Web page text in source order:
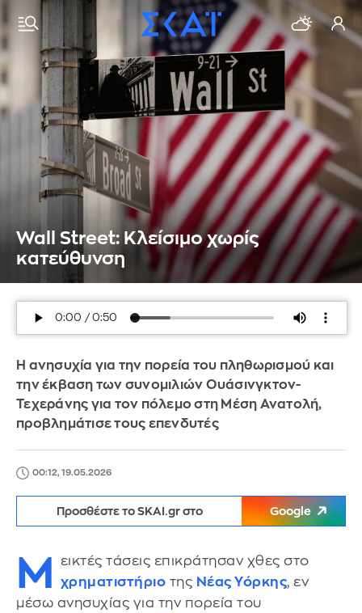
Wall Street: Κλείσιμο χωρίς
κατεύθυνση
H ανησυχία για την πορεία του πληθωρισμού και
την έκβαση των συνομιλιών Ουάσινγκτον-
Τεχεράνης για τον πόλεμο στη Μέση Ανατολή,
προβλημάτισε τους επενδυτές
00:12, 19.05.2026
Προσθέστε το SKAI.gr στο Google
Μ
εικτές τάσεις επικράτησαν χθες στο
χρηματιστήριο της Νέας Υόρκης, εν
μέσω ανησυχίας για την πορεία του